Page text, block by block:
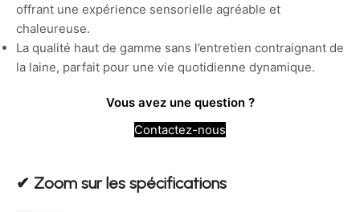
offrant une expérience sensorielle agréable et
chaleureuse.
La qualité haut de gamme sans l’entretien contraignant de
la laine, parfait pour une vie quotidienne dynamique.
Vous avez une question ?
Contactez-nous
✔︎ Zoom sur les spécifications